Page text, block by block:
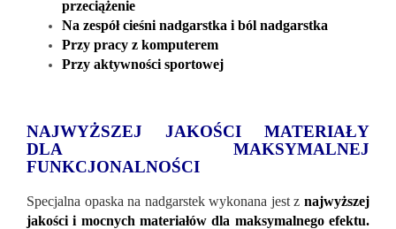
przeciążenie
Na zespół cieśni nadgarstka i ból nadgarstka
Przy pracy z komputerem
Przy aktywności sportowej
NAJWYŻSZEJ JAKOŚCI MATERIAŁY
DLA MAKSYMALNEJ
FUNKCJONALNOŚCI
Specjalna opaska na nadgarstek wykonana jest z najwyższej
jakości i mocnych materiałów dla maksymalnego efektu.